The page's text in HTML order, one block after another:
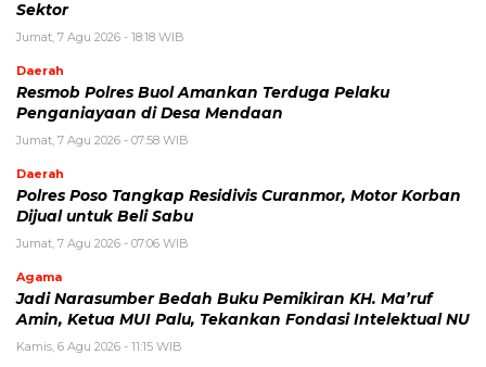
Sektor
Jumat, 7 Agu 2026 - 18:18 WIB
Daerah
Resmob Polres Buol Amankan Terduga Pelaku
Penganiayaan di Desa Mendaan
Jumat, 7 Agu 2026 - 07:58 WIB
Daerah
Polres Poso Tangkap Residivis Curanmor, Motor Korban
Dijual untuk Beli Sabu
Jumat, 7 Agu 2026 - 07:06 WIB
Agama
Jadi Narasumber Bedah Buku Pemikiran KH. Ma’ruf
Amin, Ketua MUI Palu, Tekankan Fondasi Intelektual NU
Kamis, 6 Agu 2026 - 11:15 WIB